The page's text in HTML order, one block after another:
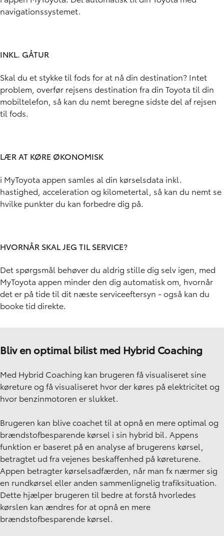
navigationssystemet.
INKL. GÅTUR
Skal du et stykke til fods for at nå din destination? Intet
problem, overfør rejsens destination fra din Toyota til din
mobiltelefon, så kan du nemt beregne sidste del af rejsen
til fods.
LÆR AT KØRE ØKONOMISK
i MyToyota appen samles al din kørselsdata inkl.
hastighed, acceleration og kilometertal, så kan du nemt se
hvilke punkter du kan forbedre dig på.
HVORNÅR SKAL JEG TIL SERVICE?
Det spørgsmål behøver du aldrig stille dig selv igen, med
MyToyota appen minder den dig automatisk om, hvornår
det er på tide til dit næste serviceeftersyn - også kan du
booke tid direkte.
Bliv en optimal bilist med Hybrid Coaching
Med Hybrid Coaching kan brugeren få visualiseret sine
køreture og få visualiseret hvor der køres på elektricitet og
hvor benzinmotoren er slukket.
Brugeren kan blive coachet til at opnå en mere optimal og
brændstofbesparende kørsel i sin hybrid bil. Appens
funktion er baseret på en analyse af brugerens kørsel,
betragtet ud fra vejenes beskaffenhed på køreturene.
Appen betragter kørselsadfærden, når man fx nærmer sig
en rundkørsel eller anden sammenlignelig trafiksituation.
Dette hjælper brugeren til bedre at forstå hvorledes
kørslen kan ændres for at opnå en mere
brændstofbesparende kørsel.